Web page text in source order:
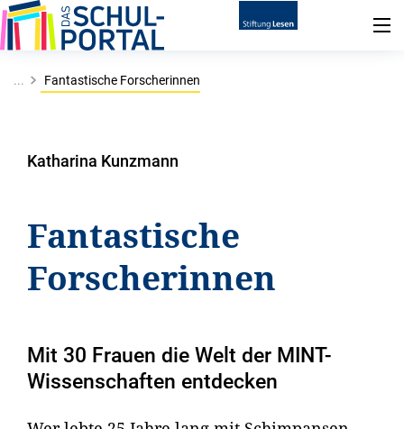
... Fantastische Forscherinnen
Katharina Kunzmann
Fantastische
Forscherinnen
Mit 30 Frauen die Welt der MINT-
Wissenschaften entdecken